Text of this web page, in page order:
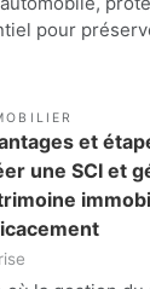
pour
et
une SCI et